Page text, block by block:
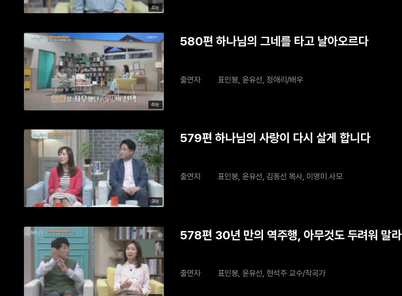
40분
40분
580편 하나님의 그네를 타고 날아오르다
출연자 표인봉, 윤유선, 정애리/배우
38분
579편 하나님의 사랑이 다시 살게 합니다
출연자 표인봉, 윤유선, 김동선 목사, 이영미 사모
578편 30년 만의 역주행, 아무것도 두려워 말라
출연자 표인봉, 윤유선, 현석주 교수/작곡가